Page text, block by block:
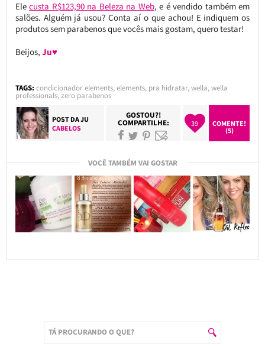
Elecusta R$123,90 na Beleza na Web, e é vendido também em
salões. Alguém já usou? Conta aí o que achou! E indiquem os
produtos sem parabenos que vocês mais gostam, quero testar!
Beijos, Ju♥
TAGS: condicionador elements,elements, pra hidratar,wella,wella
professionals,zero parabenos
POST DAJU
CABELOS
GOSTOU?!
COMPARTILHE: 39
COMENTE!
(5)
VOCÊ TAMBÉM VAI GOSTAR